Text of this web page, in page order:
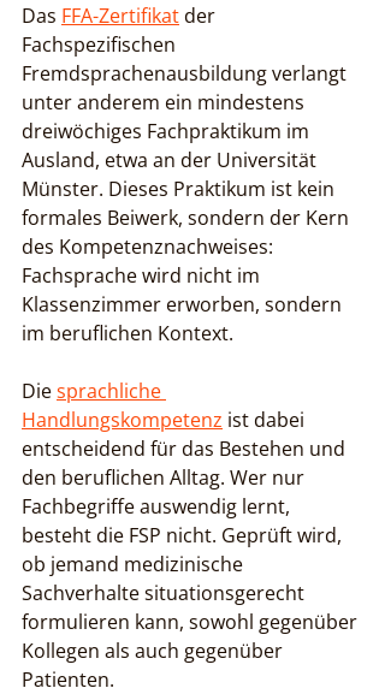
Das FFA-Zertifikat der
Fachspezifischen
Fremdsprachenausbildung verlangt
unter anderem ein mindestens
dreiwöchiges Fachpraktikum im
Ausland, etwa an der Universität
Münster. Dieses Praktikum ist kein
formales Beiwerk, sondern der Kern
des Kompetenznachweises:
Fachsprache wird nicht im
Klassenzimmer erworben, sondern
im beruflichen Kontext.
Die sprachliche
Handlungskompetenz ist dabei
entscheidend für das Bestehen und
den beruflichen Alltag. Wer nur
Fachbegriffe auswendig lernt,
besteht die FSP nicht. Geprüft wird,
ob jemand medizinische
Sachverhalte situationsgerecht
formulieren kann, sowohl gegenüber
Kollegen als auch gegenüber
Patienten.